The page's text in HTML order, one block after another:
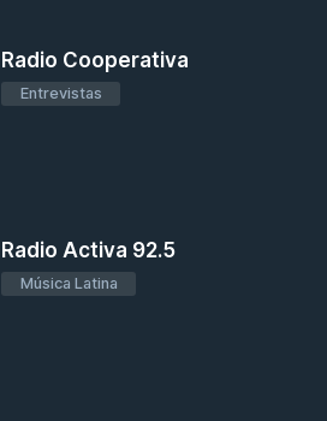
Radio Cooperativa
Entrevistas
Radio Activa 92.5
Música Latina